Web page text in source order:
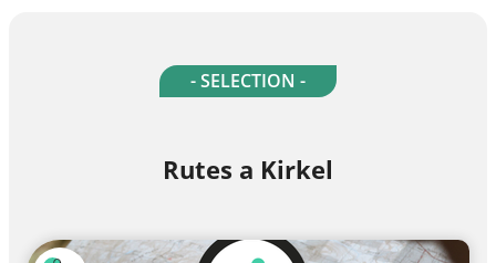
- SELECTION -
Rutes a Kirkel